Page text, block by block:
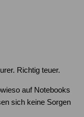
Richtig teuer.
auf Notebooks
sich keine Sorgen